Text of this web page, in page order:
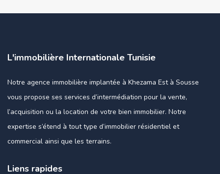
L'immobilière Internationale Tunisie
Notre agence immobilière implantée à Khezama Est à Sousse
vous propose ses services d’intermédiation pour la vente,
l’acquisition ou la location de votre bien immobilier. Notre
expertise s’étend à tout type d’immobilier résidentiel et
commercial ainsi que les terrains.
Liens rapides